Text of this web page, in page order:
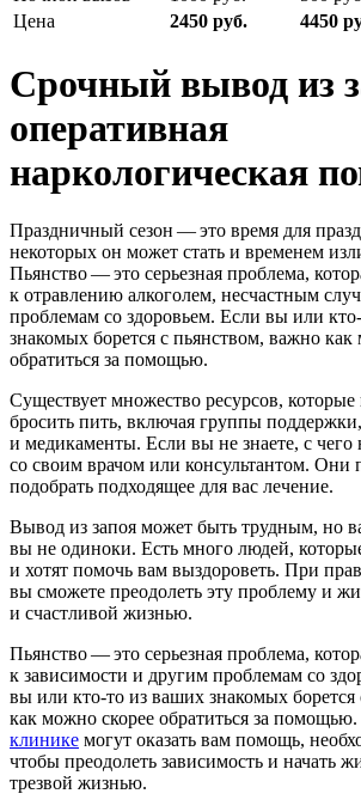
Цена
2450 руб. 4450
Срочный вывод из
оперативная
наркологическая
Праздничный сезон — это время для
некоторых он может стать и временем
Пьянство — это серьезная проблема,
к отравлению алкоголем, несчастным
проблемам со здоровьем. Если вы или
знакомых борется с пьянством, важно как
обратиться за помощью.
Существует множество ресурсов,
бросить пить, включая группы
и медикаменты. Если вы не знаете, с чего
со своим врачом или консультантом. Они
подобрать подходящее для вас лечение.
Вывод из запоя может быть трудным, но
вы не одиноки. Есть много людей, которые
и хотят помочь вам выздороветь. При
вы сможете преодолеть эту проблему и
и счастливой жизнью.
Пьянство — это серьезная проблема,
к зависимости и другим проблемам со
вы или кто-то из ваших знакомых
как можно скорее обратиться за
клинике могут оказать вам помощь,
чтобы преодолеть зависимость и начать
трезвой жизнью.